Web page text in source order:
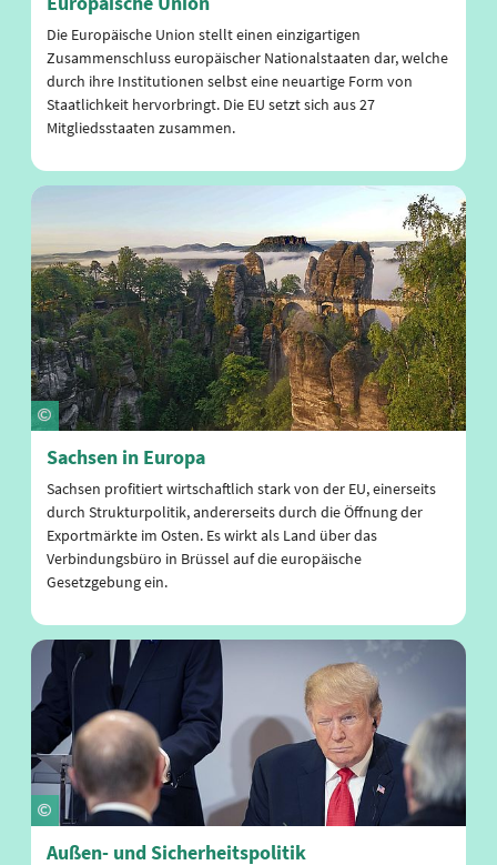
Die Europäische Union stellt einen einzigartigen
Zusammenschluss europäischer Nationalstaaten dar, welche
durch ihre Institutionen selbst eine neuartige Form von
Staatlichkeit hervorbringt. Die EU setzt sich aus 27
Mitgliedsstaaten zusammen.
Sachsen in Europa
Sachsen profitiert wirtschaftlich stark von der EU, einerseits
durch Strukturpolitik, andererseits durch die Öffnung der
Exportmärkte im Osten. Es wirkt als Land über das
Verbindungsbüro in Brüssel auf die europäische
Gesetzgebung ein.
Außen- und Sicherheitspolitik